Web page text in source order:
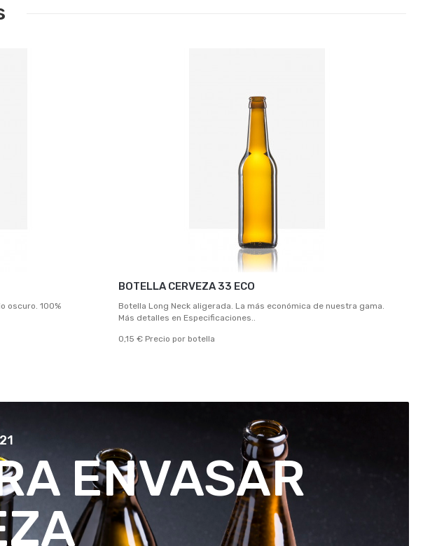
oscuro. 100%
BOTELLA CERVEZA 33 ECO
Botella Long Neck aligerada. La más económica de nuestra gama.
Más detalles en Especificaciones..
0,15 € Precio por botella
ENVASAR